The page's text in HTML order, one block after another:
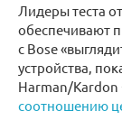
Лидеры теста
обеспечивают
с Bose
устройства,
Harman/Kardon
соотношению